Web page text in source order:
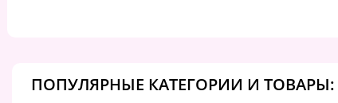
ПОПУЛЯРНЫЕ КАТЕГОРИИ И ТОВАРЫ: